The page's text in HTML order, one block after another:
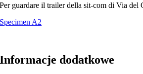
Per guardare il trailer della sit-com di Via del
Specimen A2
Informacje dodatkowe